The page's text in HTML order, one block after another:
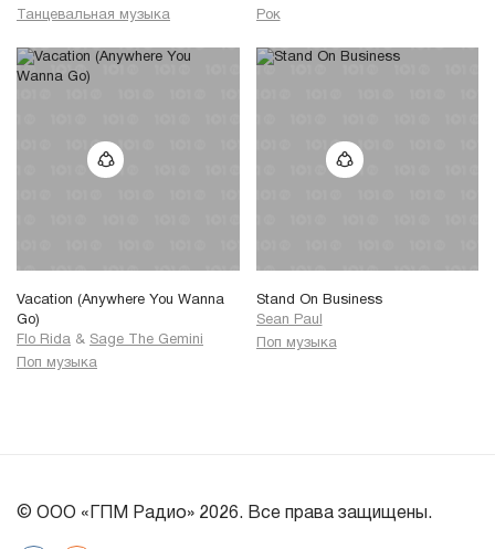
Танцевальная музыка
Рок
Vacation (Anywhere You Wanna
Go)
Flo Rida & Sage The Gemini
Поп музыка
Stand On Business
Sean Paul
Поп музыка
© ООО «ГПМ Радио» 2026. Все права защищены.